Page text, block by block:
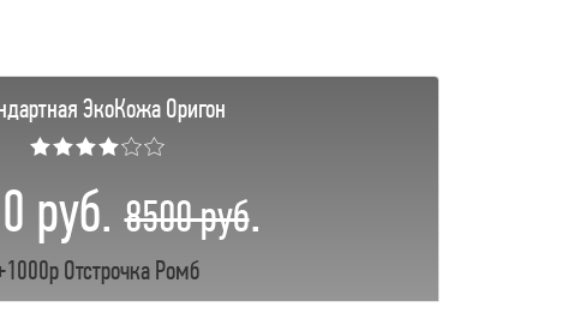
ЭкоКожа Оригон
★★★★☆☆
руб.8500 руб.
Отстрочка Ромб